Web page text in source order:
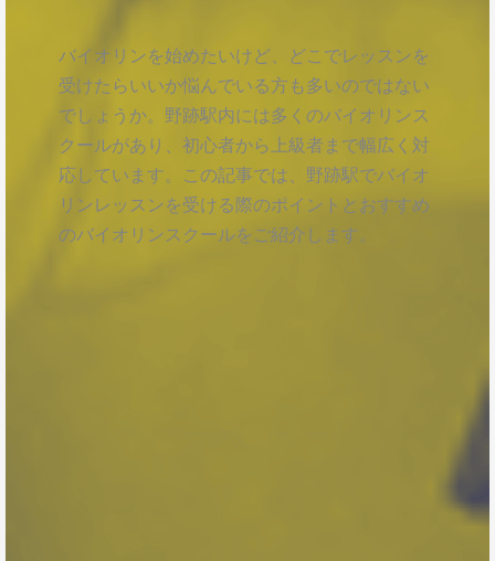
バイオリンを始めたいけど、どこでレッスンを
受けたらいいか悩んでいる方も多いのではない
でしょうか。野跡駅内には多くのバイオリンス
クールがあり、初心者から上級者まで幅広く対
応しています。この記事では、野跡駅でバイオ
リンレッスンを受ける際のポイントとおすすめ
のバイオリンスクールをご紹介します。